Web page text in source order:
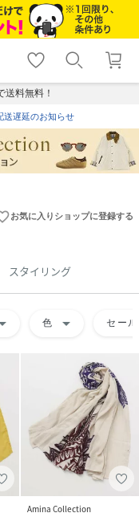
shopping_cart lock_outline
ログイン
料無料！
送遅延のお知らせ
お気に入りショップに登録する
スタイリング
色 arrow_drop_down セール
Amina Collection